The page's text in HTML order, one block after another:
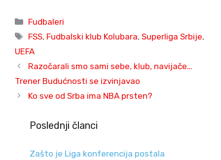
Categories
Fudbaleri
Tags
FSS, Fudbalski klub Kolubara,Superliga Srbije,
UEFA
Razočarali smo sami sebe, klub, navijače…
Trener Budućnosti se izvinjavao
Ko sve od Srba ima NBA prsten?
Poslednji članci
Zašto je Liga konferencija postala